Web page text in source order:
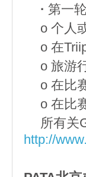
· 第一
o 个人
o 在
o 旅游
o 在比
o 在比
所有关
http://